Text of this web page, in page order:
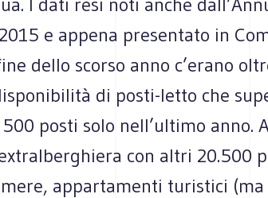
e appena presentato in
dello scorso anno c’erano
di posti-letto che
posti solo nell’ultimo anno.
con altri 20.500
appartamenti turistici (ma